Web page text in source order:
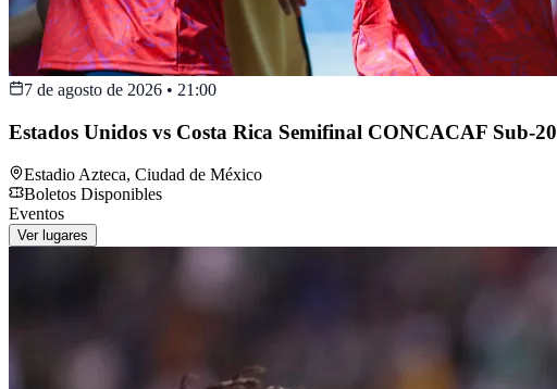
7 de agosto de 2026 • 21:00
Estados Unidos vs Costa Rica Semifinal CONCACAF Sub-20
Estadio Azteca, Ciudad de México
Boletos Disponibles
Eventos
Ver lugares